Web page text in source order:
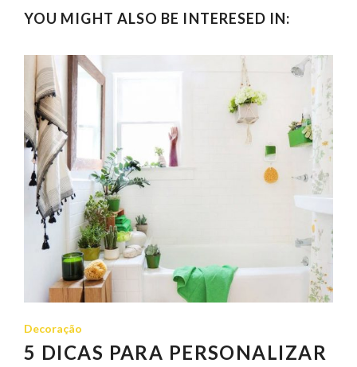
YOU MIGHT ALSO BE INTERESED IN:
Decoração
5 DICAS PARA PERSONALIZAR